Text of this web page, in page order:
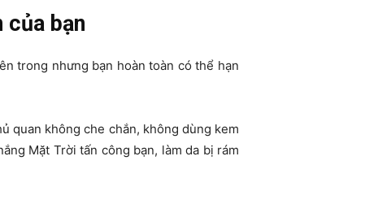
của bạn
trong nhưng bạn hoàn toàn có thể hạn
quan không che chắn, không dùng kem
Mặt Trời tấn công bạn, làm da bị rám